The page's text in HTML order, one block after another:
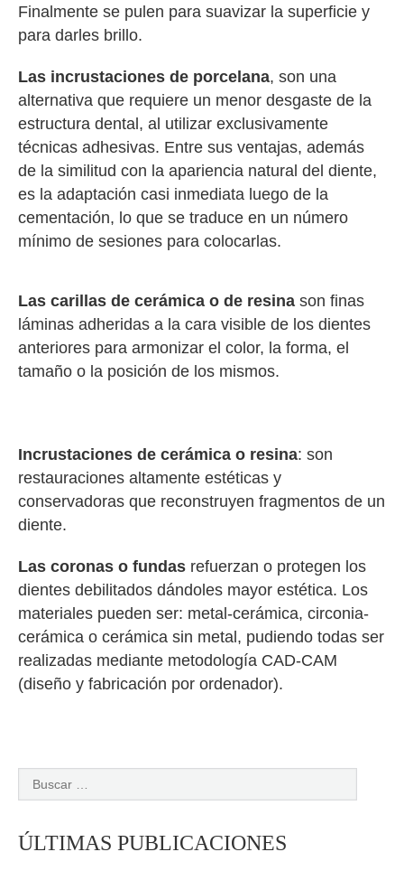
Finalmente se pulen para suavizar la superficie y
para darles brillo.
Las incrustaciones de porcelana, son una
alternativa que requiere un menor desgaste de la
estructura dental, al utilizar exclusivamente
técnicas adhesivas. Entre sus ventajas, además
de la similitud con la apariencia natural del diente,
es la adaptación casi inmediata luego de la
cementación, lo que se traduce en un número
mínimo de sesiones para colocarlas.
Las carillas de cerámica o de resina son finas
láminas adheridas a la cara visible de los dientes
anteriores para armonizar el color, la forma, el
tamaño o la posición de los mismos.
Incrustaciones de cerámica o resina: son
restauraciones altamente estéticas y
conservadoras que reconstruyen fragmentos de un
diente.
Las coronas o fundas refuerzan o protegen los
dientes debilitados dándoles mayor estética. Los
materiales pueden ser: metal-cerámica, circonia-
cerámica o cerámica sin metal, pudiendo todas ser
realizadas mediante metodología CAD-CAM
(diseño y fabricación por ordenador).
ÚLTIMAS PUBLICACIONES